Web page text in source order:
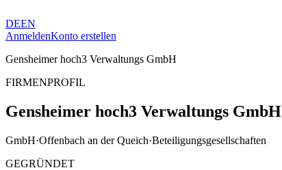
DEEN
AnmeldenKonto erstellen
Gensheimer hoch3 Verwaltungs GmbH
FIRMENPROFIL
Gensheimer hoch3 Verwaltungs GmbH
GmbH·Offenbach an der Queich·Beteiligungsgesellschaften
GEGRÜNDET